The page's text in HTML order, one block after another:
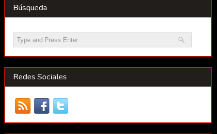
Búsqueda
Redes Sociales